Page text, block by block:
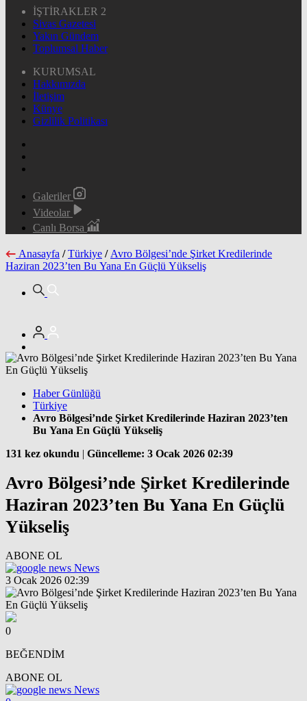
İŞTİRAKLER 2
Sivas Gazetesi
Yakın Gündem
Toplumsal Haber
KURUMSAL
Hakkımızda
İletişim
Künye
Gizlilik Politikası
Galeriler
Videolar
Canlı Borsa
Anasayfa / Türkiye / Avro Bölgesi’nde Şirket Kredilerinde
Haziran 2023’ten Bu Yana En Güçlü Yükseliş
Haber Günlüğü
Türkiye
Avro Bölgesi’nde Şirket Kredilerinde Haziran 2023’ten
Bu Yana En Güçlü Yükseliş
131 kez okundu | Güncelleme: 3 Ocak 2026 02:39
Avro Bölgesi’nde Şirket Kredilerinde
Haziran 2023’ten Bu Yana En Güçlü
Yükseliş
ABONE OL
News
3 Ocak 2026 02:39
0
BEĞENDİM
ABONE OL
News